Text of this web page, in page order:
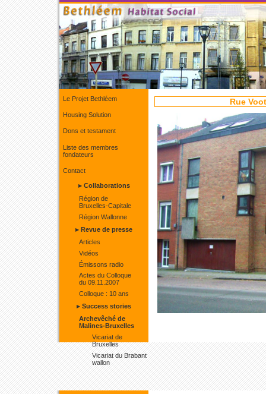
Le Projet Bethléem
Housing Solution
Dons et testament
Liste des membres
fondateurs
Contact
▸ Collaborations
Région de
Bruxelles-Capitale
Région Wallonne
▸ Revue de presse
Articles
Vidéos
Émissons radio
Actes du Colloque
du 09.11.2007
Colloque : 10 ans
▸ Success stories
Archevêché de
Malines-Bruxelles
Vicariat de
Bruxelles
Vicariat du Brabant
wallon
Rue